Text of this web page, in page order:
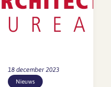
PAWW-deelname
verlengd. SFA deelt
de oproep van
18 december 2023
Nieuws